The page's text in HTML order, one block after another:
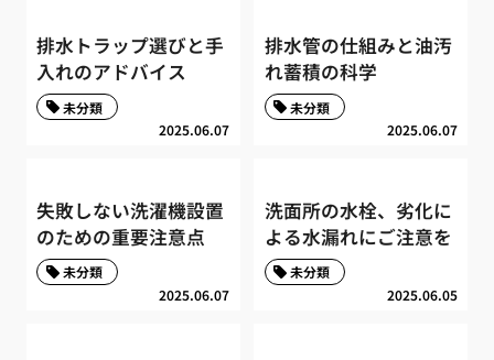
排水トラップ選びと手
入れのアドバイス
2025.06.07
未分類
排水管の仕組みと油汚
れ蓄積の科学
2025.06.07
未分類
失敗しない洗濯機設置
のための重要注意点
2025.06.07
未分類
洗面所の水栓、劣化に
よる水漏れにご注意を
2025.06.05
未分類